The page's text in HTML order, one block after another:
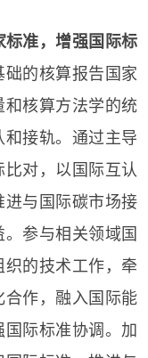
准，增强国际标
的核算报告国家
核算方法学的统
接轨。通过主导
对，以国际互认
进与国际碳市场接
参与相关领域国
织的技术工作，牵
合作，融入国际能
际标准协调。加